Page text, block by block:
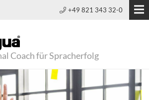
+49 821 343 32-0
Coach für Spracherfolg